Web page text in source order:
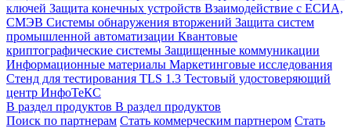
ключей Защита конечных устройств Взаимодействие с ЕСИА,
СМЭВ Системы обнаружения вторжений Защита систем
промышленной автоматизации Квантовые
криптографические системы Защищенные коммуникации
Информационные материалы Маркетинговые исследования
Стенд для тестирования TLS 1.3 Тестовый удостоверяющий
центр ИнфоТеКС
В раздел продуктов В раздел продуктов
Поиск по партнерам Стать коммерческим партнером Стать